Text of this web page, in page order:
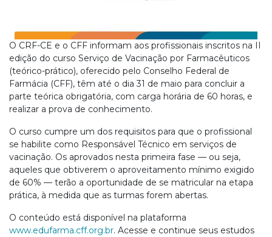
O CRF-CE e o CFF informam aos profissionais inscritos na II
edição do curso Serviço de Vacinação por Farmacêuticos
(teórico-prático), oferecido pelo Conselho Federal de
Farmácia (CFF), têm até o dia 31 de maio para concluir a
parte teórica obrigatória, com carga horária de 60 horas, e
realizar a prova de conhecimento.
O curso cumpre um dos requisitos para que o profissional
se habilite como Responsável Técnico em serviços de
vacinação. Os aprovados nesta primeira fase — ou seja,
aqueles que obtiverem o aproveitamento mínimo exigido
de 60% — terão a oportunidade de se matricular na etapa
prática, à medida que as turmas forem abertas.
O conteúdo está disponível na plataforma
www.edufarma.cff.org.br. Acesse e continue seus estudos